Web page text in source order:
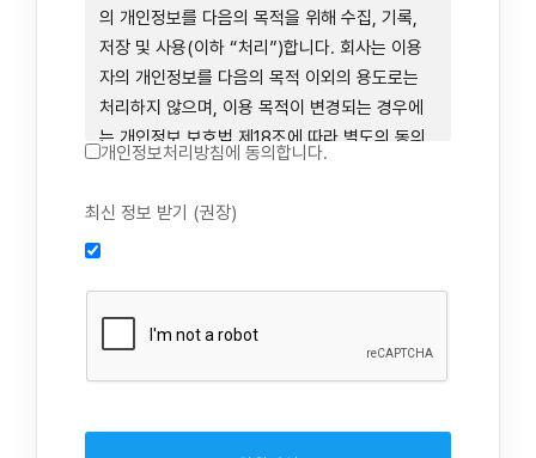
바랍니다.
제1장 총칙
제1조 (목적)
웹사이트, 관련 소프트웨어 및 장비 등을 통하여
제공하는 "사이드톡" 서비스와 관련하여 회사와
사항을 규정함을 목적으로 합니다.
의 개인정보를 다음의 목적을 위해 수집, 기록,
저장 및 사용(이하 “처리”)합니다. 회사는 이용
자의 개인정보를 다음의 목적 이외의 용도로는
처리하지 않으며, 이용 목적이 변경되는 경우에
는 개인정보 보호법 제18조에 따라 별도의 동의
를 받는 등 법령상 필요한 조치를 이행합니다.
인 동의 진행, 이용자 및 법정대리인의 본인 확
인, 이용자 식별, 회원탈퇴 의사의 확인
2. 약관 위반 행위 등을 포함하여 서비스의 원활
한 운영에 지장을 주는 행위에 대한 방지 및 제
재, 계정도용 방지, 약관 개정 등의 고지사항 전
달, 분쟁조정을 위한 기록 보존, 민원처리 등 이
3. 서비스 이용기록과 접속 빈도 분석, 서비스 이
개인정보처리방침에 동의합니다.
최신 정보 받기 (권장)